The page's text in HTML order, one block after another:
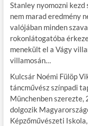
Stanley nyomozni
nem marad eredmény
valójában minden
rokonlátogatóba
menekült el a Vágy
villamosán…
Kulcsár Noémi Fülöp
táncművész színpadi
Münchenben
dolgozik
Képzőművészeti